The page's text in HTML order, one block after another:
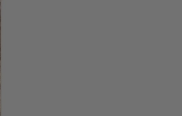
Dywan orientalny